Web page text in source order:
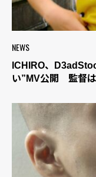
NEWS
ICHIRO、
い”MV公開 監督